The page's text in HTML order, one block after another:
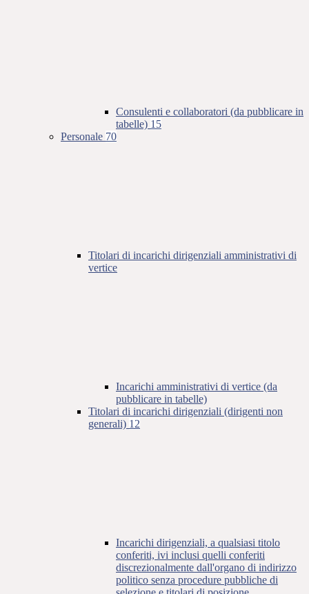
Consulenti e collaboratori (da pubblicare in
tabelle) 15
Personale 70
Titolari di incarichi dirigenziali amministrativi di
vertice
Incarichi amministrativi di vertice (da
pubblicare in tabelle)
Titolari di incarichi dirigenziali (dirigenti non
generali) 12
Incarichi dirigenziali, a qualsiasi titolo
conferiti, ivi inclusi quelli conferiti
discrezionalmente dall'organo di indirizzo
politico senza procedure pubbliche di